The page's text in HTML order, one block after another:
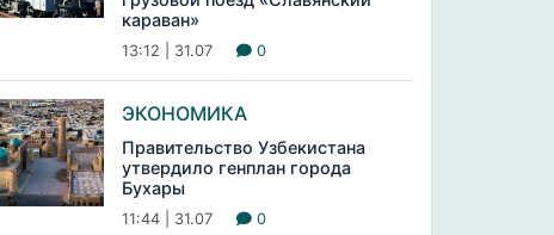
караван»
13:12 | 31.07 0
ЭКОНОМИКА
Правительство Узбекистана
утвердило генплан города
Бухары
11:44 | 31.07 0